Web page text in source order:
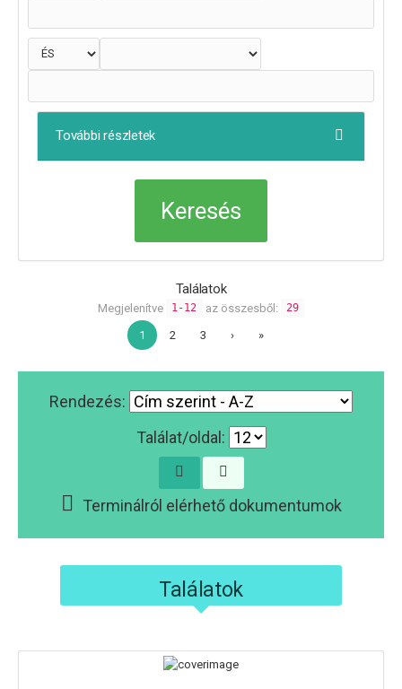
További részletek
Találatok
Megjelenítve 1-12 az összesből: 29
1 2 3 › »
Rendezés:
Találat/oldal:
Terminálról elérhető dokumentumok
Találatok